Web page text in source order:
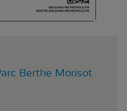
Berthe Morisot